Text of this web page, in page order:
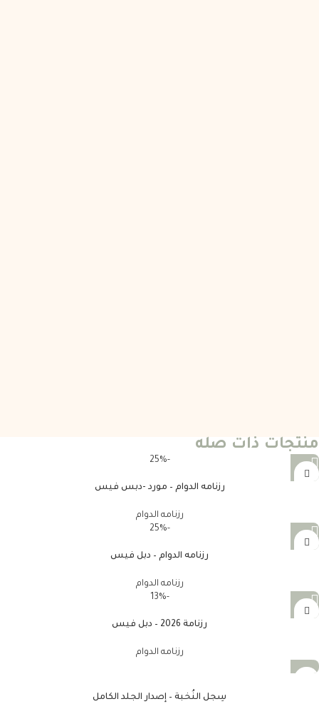
منتجات ذات صله
-25%
رزنامه الدوام – مورد -دبس فيس
رزنامه الدوام
-25%
رزنامه الدوام – دبل فيس
رزنامه الدوام
-13%
رزنامة 2026 – دبل فيس
رزنامه الدوام
سِجل النُخبة – إصدار الجلد الكامل